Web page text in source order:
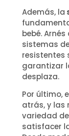
Además, la
bebé.
sistemas
resistentes
garantizar
desplaza.
Por último,
atrás, y las
variedad
satisfacer